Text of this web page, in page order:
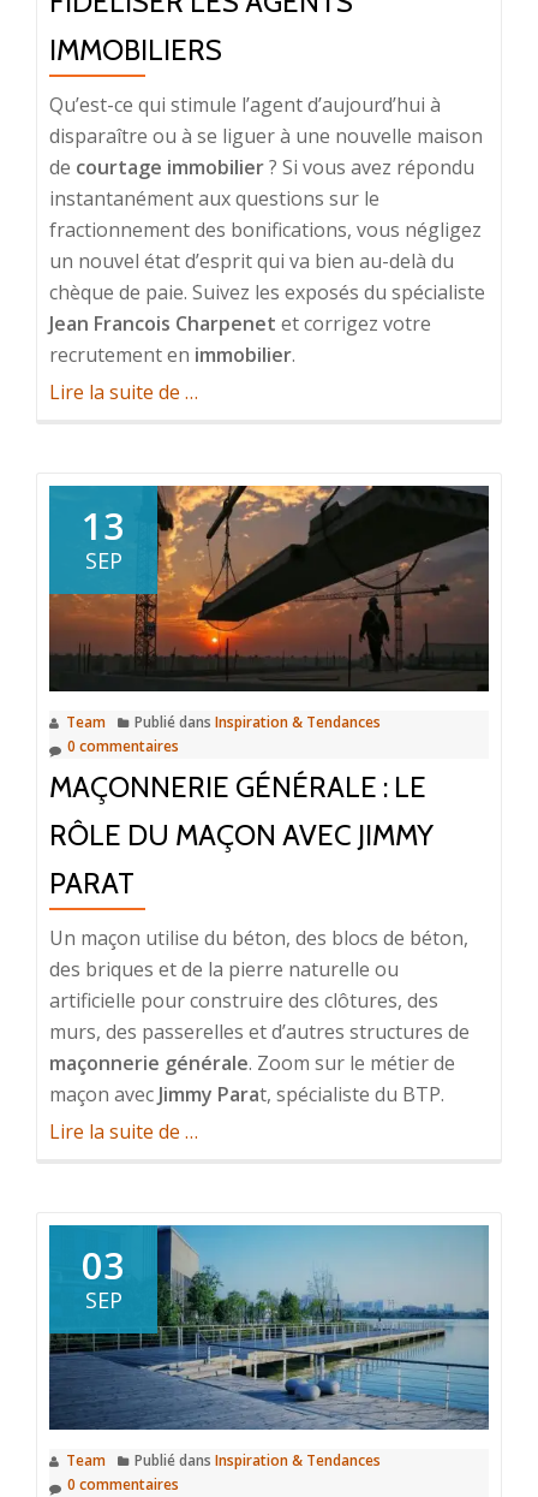
IMMOBILIERS
Qu’est-ce qui stimule l’agent d’aujourd’hui à
disparaître ou à se liguer à une nouvelle maison
de courtage immobilier? Si vous avez répondu
instantanément aux questions sur le
fractionnement des bonifications, vous négligez
un nouvel état d’esprit qui va bien au-delà du
chèque de paie. Suivez les exposés du spécialiste
Jean Francois Charpenet et corrigez votre
recrutement en immobilier.
Lire la suite de à
recrutement
fidéliser
les
agents
immobiliers
…
13
SEP
Team Publié dans Inspiration & Tendances
0 commentaires
MAÇONNERIE GÉNÉRALE : LE
RÔLE DU MAÇON AVEC JIMMY
PARAT
Un maçon utilise du béton, des blocs de béton,
des briques et de la pierre naturelle ou
artificielle pour construire des clôtures, des
murs, des passerelles et d’autres structures de
maçonnerie générale. Zoom sur le métier de
maçon avec Jimmy Parat, spécialiste du BTP.
Lire la suite de à
générale
le
rôle
du
maçon
avec
Parat
…
03
SEP
Team Publié dans Inspiration & Tendances
0 commentaires